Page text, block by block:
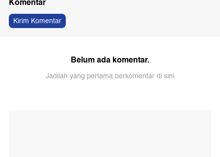
Kirim Komentar
Belum ada komentar.
Jadilah yang pertama berkomentar di sini